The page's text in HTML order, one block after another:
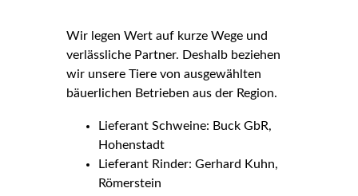
Wir legen Wert auf kurze Wege und
verlässliche Partner. Deshalb beziehen
wir unsere Tiere von ausgewählten
bäuerlichen Betrieben aus der Region.
Lieferant Schweine: Buck GbR,
Hohenstadt
Lieferant Rinder: Gerhard Kuhn,
Römerstein